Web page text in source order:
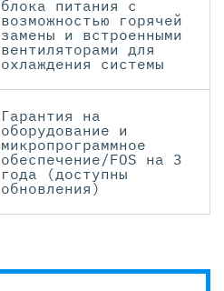
блока питания с
возможностью горячей
замены и встроенными
вентиляторами для
охлаждения системы
Гарантия на
оборудование и
микропрограммное
обеспечение/FOS на 3
года (доступны
обновления)